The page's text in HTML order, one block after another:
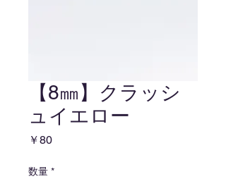
【8㎜】クラッシ
ュイエロー
￥80価
数量 *